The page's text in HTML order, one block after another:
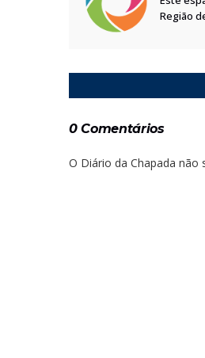
Região
0 Comentários
O Diário da Chapada não